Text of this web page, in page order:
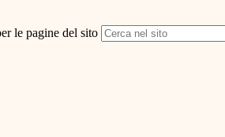
le pagine del sito